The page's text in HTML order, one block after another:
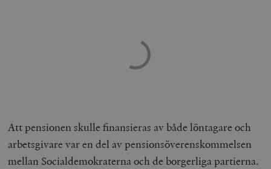
Att pensionen skulle finansieras av både löntagare och
arbetsgivare var en del av pensionsöverenskommelsen
mellan Socialdemokraterna och de borgerliga partierna.